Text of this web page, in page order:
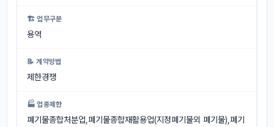
🏗 업무구분
용역
📝 계약방법
제한경쟁
🏭 업종제한
폐기물종합처분업,폐기물종합재활용업(지정폐기물외 폐기물),폐기